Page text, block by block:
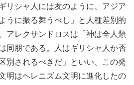
リシャ人には友のように、アジア
うに振る舞うべし」と人種差別的
アレクサンドロスは「神は全人類
同朋である。人はギリシャ人か否
別されるべきだ」といい、この発
明はヘレニズム文明に進化したの